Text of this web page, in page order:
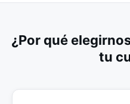
¿Por qué
tu